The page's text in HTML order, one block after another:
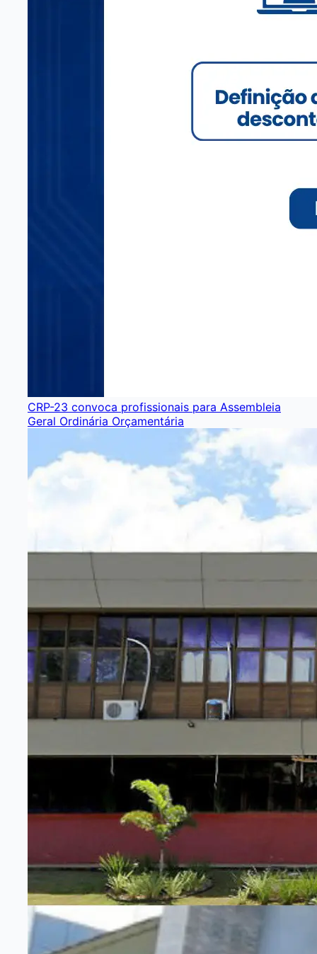
CRP-23 convoca profissionais para Assembleia
Geral Ordinária Orçamentária